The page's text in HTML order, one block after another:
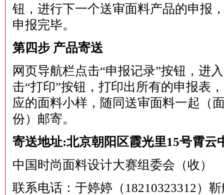
钮，进行下一个送审面料产品的申报
申报完毕。
第四步 产品寄送
网页导航栏点击“申报记录”按钮，进
击“打印”按钮，打印出所有的申报表
应的面料小样，随同送审面料一起（
份）邮寄。
寄送地址:北京朝阳区霞光里15号霄云
中国时尚面料设计大赛组委会（收）
联系电话：于婷婷（18210323312）靳